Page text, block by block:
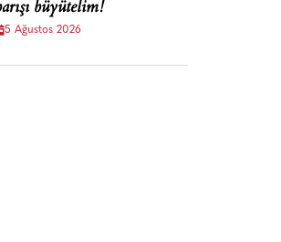
büyütelim!
5 Ağustos 2026